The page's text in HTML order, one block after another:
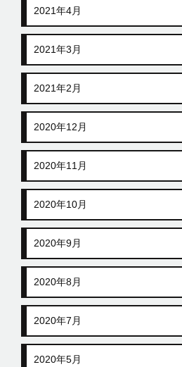
2021年4月
2021年3月
2021年2月
2020年12月
2020年11月
2020年10月
2020年9月
2020年8月
2020年7月
2020年5月